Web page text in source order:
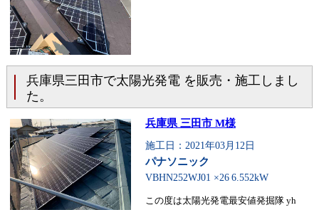
兵庫県三田市で太陽光発電 を販売・施工しまし
た。
兵庫県 三田市 M様
施工日：2021年03月12日
パナソニック
VBHN252WJ01 ×26 6.552kW
この度は太陽光発電最安値発掘隊 yh